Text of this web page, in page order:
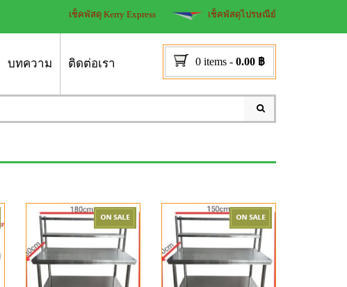
เช็คพัสดุ Kerry Express เช็คพัสดุไปรษณีย์
บทความ ติดต่อเรา 0 items - 0.00 ฿